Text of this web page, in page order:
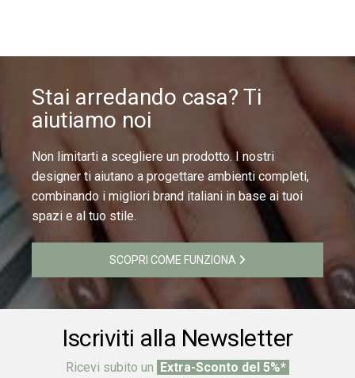
Stai arredando casa? Ti
aiutiamo noi
Non limitarti a scegliere un prodotto. I nostri
designer ti aiutano a progettare ambienti completi,
combinando i migliori brand italiani in base ai tuoi
spazi e al tuo stile.
SCOPRI COME FUNZIONA
Iscriviti alla Newsletter
Ricevi subito un
Extra-Sconto del 5%*